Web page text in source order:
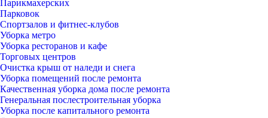
Парикмахерских
Парковок
Спортзалов и фитнес-клубов
Уборка метро
Уборка ресторанов и кафе
Торговых центров
Очистка крыш от наледи и снега
Уборка помещений после ремонта
Качественная уборка дома после ремонта
Генеральная послестроительная уборка
Уборка после капитального ремонта